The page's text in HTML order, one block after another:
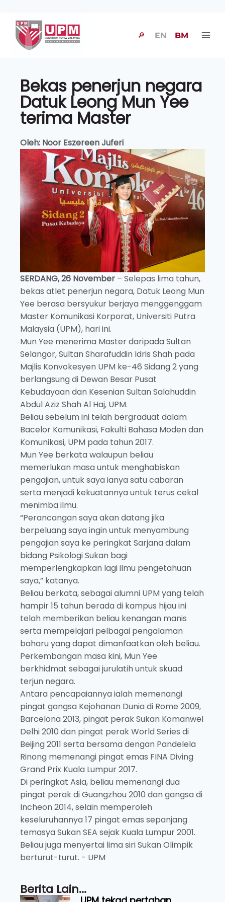
🔎 EN BM
Bekas penerjun negara
Datuk Leong Mun Yee
terima Master
Oleh: Noor Eszereen Juferi
SERDANG, 26 November – Selepas lima tahun,
bekas atlet penerjun negara, Datuk Leong Mun
Yee berasa bersyukur berjaya menggenggam
Master Komunikasi Korporat, Universiti Putra
Malaysia (UPM), hari ini.
Mun Yee menerima Master daripada Sultan
Selangor, Sultan Sharafuddin Idris Shah pada
Majlis Konvokesyen UPM ke-46 Sidang 2 yang
berlangsung di Dewan Besar Pusat
Kebudayaan dan Kesenian Sultan Salahuddin
Abdul Aziz Shah Al Haj, UPM.
Beliau sebelum ini telah bergraduat dalam
Bacelor Komunikasi, Fakulti Bahasa Moden dan
Komunikasi, UPM pada tahun 2017.
Mun Yee berkata walaupun beliau
memerlukan masa untuk menghabiskan
pengajian, untuk saya ianya satu cabaran
serta menjadi kekuatannya untuk terus cekal
menimba ilmu.
“Perancangan saya akan datang jika
berpeluang saya ingin untuk menyambung
pengajian saya ke peringkat Sarjana dalam
bidang Psikologi Sukan bagi
memperlengkapkan lagi ilmu pengetahuan
saya,” katanya.
Beliau berkata, sebagai alumni UPM yang telah
hampir 15 tahun berada di kampus hijau ini
telah memberikan beliau kenangan manis
serta mempelajari pelbagai pengalaman
baharu yang dapat dimanfaatkan oleh beliau.
Perkembangan masa kini, Mun Yee
berkhidmat sebagai jurulatih untuk skuad
terjun negara.
Antara pencapaiannya ialah memenangi
pingat gangsa Kejohanan Dunia di Rome 2009,
Barcelona 2013, pingat perak Sukan Komanwel
Delhi 2010 dan pingat perak World Series di
Beijing 2011 serta bersama dengan Pandelela
Rinong memenangi pingat emas FINA Diving
Grand Prix Kuala Lumpur 2017.
Di peringkat Asia, beliau memenangi dua
pingat perak di Guangzhou 2010 dan gangsa di
Incheon 2014, selain memperoleh
keseluruhannya 17 pingat emas sepanjang
temasya Sukan SEA sejak Kuala Lumpur 2001.
Beliau juga menyertai lima siri Sukan Olimpik
berturut-turut. - UPM
Berita Lain...